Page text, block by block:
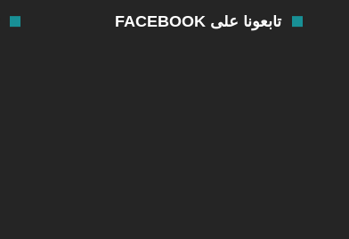
تابعونا على FACEBOOK